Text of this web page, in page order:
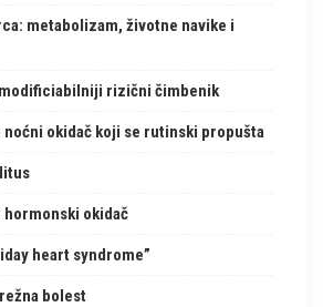
metabolizam, životne navike i
rizični čimbenik
noćni okidač koji se rutinski propušta
okidač
heart syndrome”
bolest